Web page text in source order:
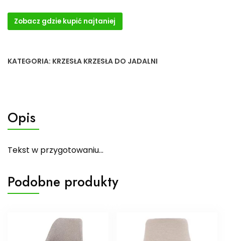
Zobacz gdzie kupić najtaniej
KATEGORIA: KRZESŁA KRZESŁA DO JADALNI
Opis
Tekst w przygotowaniu…
Podobne produkty